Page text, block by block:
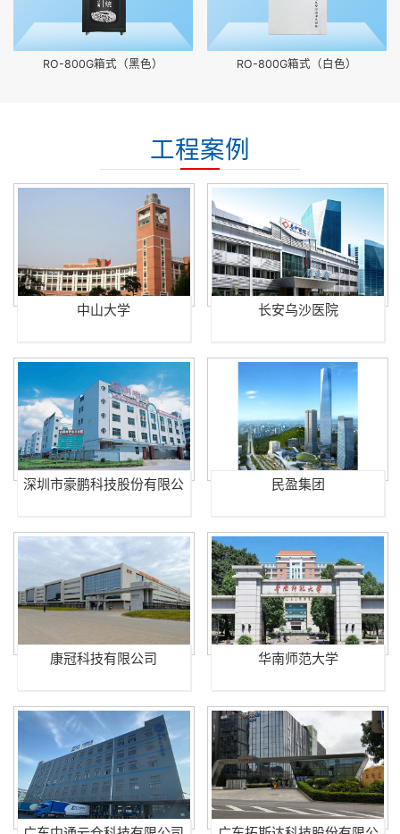
RO-800G箱式（黑色） RO-800G箱式（白色）
工程案例
中山大学 长安乌沙医院
深圳市豪鹏科技股份有限公
民盈集团
康冠科技有限公司 华南师范大学